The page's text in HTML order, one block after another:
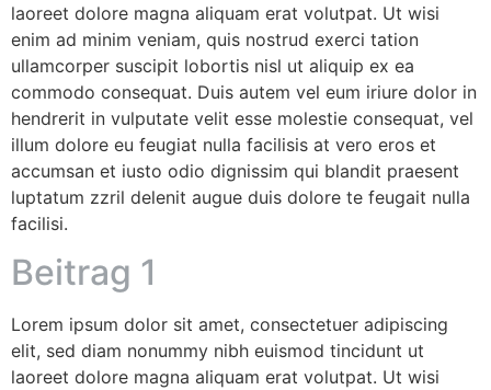
laoreet dolore magna aliquam erat volutpat. Ut wisi
enim ad minim veniam, quis nostrud exerci tation
ullamcorper suscipit lobortis nisl ut aliquip ex ea
commodo consequat. Duis autem vel eum iriure dolor in
hendrerit in vulputate velit esse molestie consequat, vel
illum dolore eu feugiat nulla facilisis at vero eros et
accumsan et iusto odio dignissim qui blandit praesent
luptatum zzril delenit augue duis dolore te feugait nulla
facilisi.
Beitrag 1
Lorem ipsum dolor sit amet, consectetuer adipiscing
elit, sed diam nonummy nibh euismod tincidunt ut
laoreet dolore magna aliquam erat volutpat. Ut wisi